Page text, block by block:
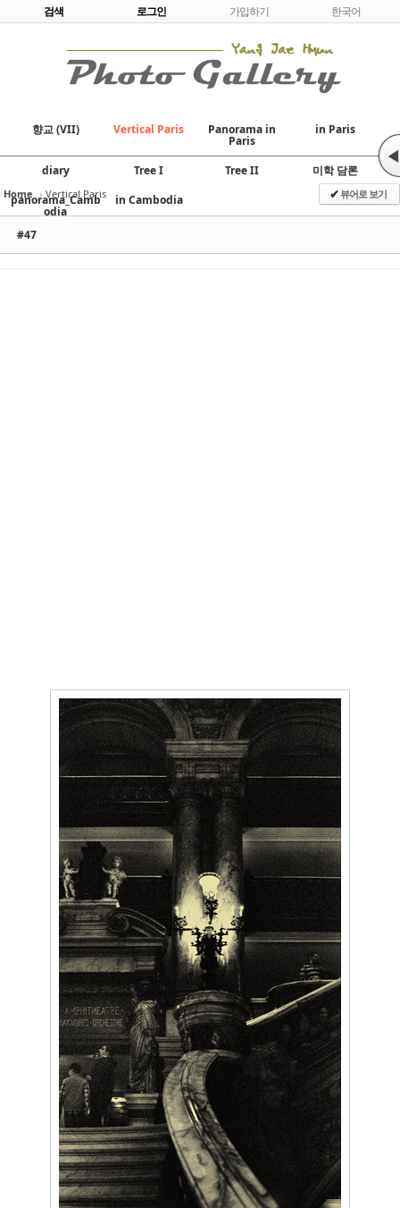
Skip to content
검색 로그인 가입하기 한국어
향교 (VII) Vertical Paris Panorama in
Paris
in Paris
diary Tree I Tree II
미학 담론
panorama_Camb
odia
in Cambodia
◀
Home › Vertical Paris ✔뷰어로 보기
#47